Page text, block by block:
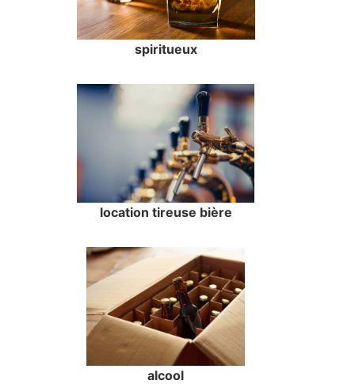
spiritueux
location tireuse bière
alcool